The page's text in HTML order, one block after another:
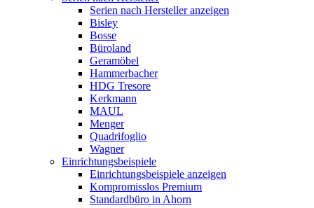
Serien nach Hersteller anzeigen
Bisley
Bosse
Büroland
Geramöbel
Hammerbacher
HDG Tresore
Kerkmann
MAUL
Menger
Quadrifoglio
Wagner
Einrichtungsbeispiele
Einrichtungsbeispiele anzeigen
Kompromisslos Premium
Standardbüro in Ahorn